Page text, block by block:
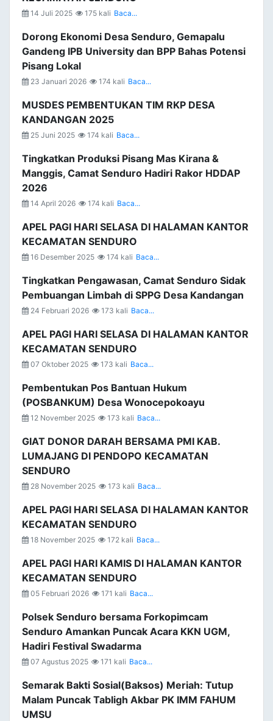
14 Juli 2025 175 kali Baca...
Dorong Ekonomi Desa Senduro, Gemapalu
Gandeng IPB University dan BPP Bahas Potensi
Pisang Lokal
23 Januari 2026 174 kali Baca...
MUSDES PEMBENTUKAN TIM RKP DESA
KANDANGAN 2025
25 Juni 2025 174 kali Baca...
Tingkatkan Produksi Pisang Mas Kirana &
Manggis, Camat Senduro Hadiri Rakor HDDAP
2026
14 April 2026 174 kali Baca...
APEL PAGI HARI SELASA DI HALAMAN KANTOR
KECAMATAN SENDURO
16 Desember 2025 174 kali Baca...
Tingkatkan Pengawasan, Camat Senduro Sidak
Pembuangan Limbah di SPPG Desa Kandangan
24 Februari 2026 173 kali Baca...
APEL PAGI HARI SELASA DI HALAMAN KANTOR
KECAMATAN SENDURO
07 Oktober 2025 173 kali Baca...
Pembentukan Pos Bantuan Hukum
(POSBANKUM) Desa Wonocepokoayu
12 November 2025 173 kali Baca...
GIAT DONOR DARAH BERSAMA PMI KAB.
LUMAJANG DI PENDOPO KECAMATAN
SENDURO
28 November 2025 173 kali Baca...
APEL PAGI HARI SELASA DI HALAMAN KANTOR
KECAMATAN SENDURO
18 November 2025 172 kali Baca...
APEL PAGI HARI KAMIS DI HALAMAN KANTOR
KECAMATAN SENDURO
05 Februari 2026 171 kali Baca...
Polsek Senduro bersama Forkopimcam
Senduro Amankan Puncak Acara KKN UGM,
Hadiri Festival Swadarma
07 Agustus 2025 171 kali Baca...
Semarak Bakti Sosial(Baksos) Meriah: Tutup
Malam Puncak Tabligh Akbar PK IMM FAHUM
UMSU